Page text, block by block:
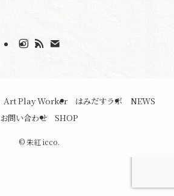
Art Play Worker はみだすラボ
NEWS
お問い合わせ
SHOP
©朱紅 icco.